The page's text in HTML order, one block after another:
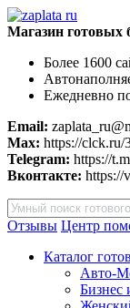
Магазин готовых
Более 1600
Ежедневно
Email:
Max: https://
Telegram: https://
Вконтакте: https://
Поиск
товаров
Отзывы Центр
Каталог
Авто-
Бизнес